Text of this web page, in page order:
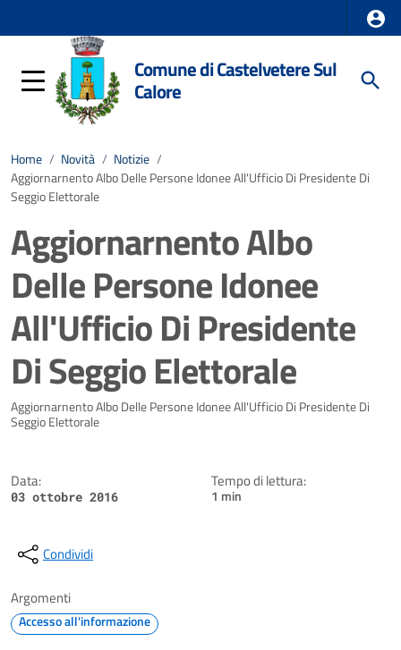
Comune di Castelvetere Sul
Calore
Home / Novità / Notizie /
Aggiornarnento Albo Delle Persone Idonee All'Ufficio Di Presidente Di
Seggio Elettorale
Aggiornarnento Albo
Delle Persone Idonee
All'Ufficio Di Presidente
Di Seggio Elettorale
Dettagli della notizia
Aggiornarnento Albo Delle Persone Idonee All'Ufficio Di Presidente Di
Seggio Elettorale
Data:
03 ottobre 2016
Tempo di lettura:
1 min
Condividi
Argomenti
Accesso all'informazione